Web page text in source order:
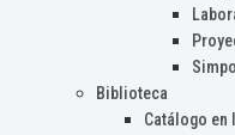
Biblioteca
Catálogo en